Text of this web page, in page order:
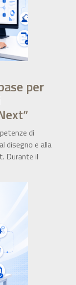
per
di
disegno e alla
Durante il